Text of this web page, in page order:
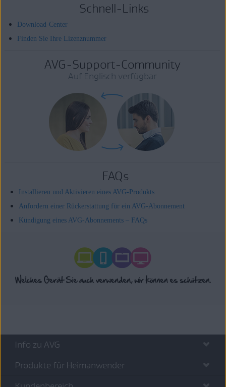
Schnell-Links
Download-Center
Finden Sie Ihre Lizenznummer
AVG-Support-Community
Auf Englisch verfügbar
FAQs
Installieren und Aktivieren eines AVG-Produkts
Anfordern einer Rückerstattung für ein AVG-Abonnement
Kündigung eines AVG-Abonnements – FAQs
Info zu AVG
Produkte für Heimanwender